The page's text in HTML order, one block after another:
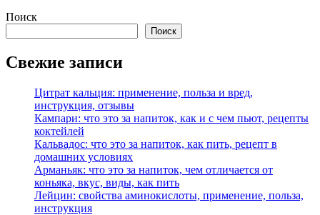
Поиск
Поиск
Свежие записи
Цитрат кальция: применение, польза и вред,
инструкция, отзывы
Кампари: что это за напиток, как и с чем пьют, рецепты
коктейлей
Кальвадос: что это за напиток, как пить, рецепт в
домашних условиях
Арманьяк: что это за напиток, чем отличается от
коньяка, вкус, виды, как пить
Лейцин: свойства аминокислоты, применение, польза,
инструкция